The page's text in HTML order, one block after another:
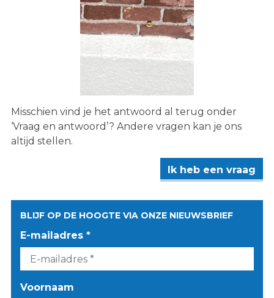
Misschien vind je het antwoord al terug onder
‘Vraag en antwoord’? Andere vragen kan je ons
altijd stellen.
Ik heb een vraag
BLIJF OP DE HOOGTE VIA ONZE NIEUWSBRIEF
E-mailadres *
Voornaam